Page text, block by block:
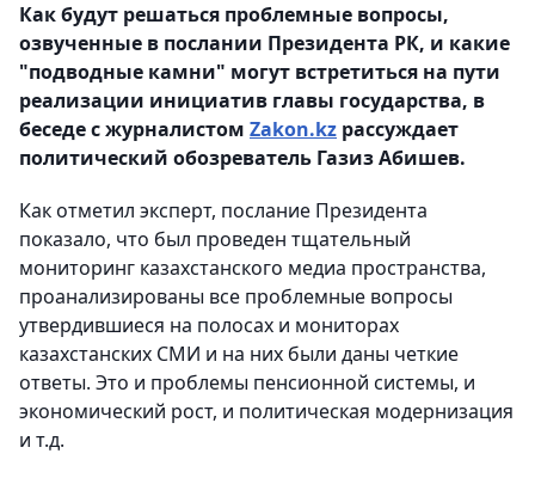
Как будут решаться проблемные вопросы,
озвученные в послании Президента РК, и какие
"подводные камни" могут встретиться на пути
реализации инициатив главы государства, в
беседе с журналистом Zakon.kz рассуждает
политический обозреватель Газиз Абишев.
Как отметил эксперт, послание Президента
показало, что был проведен тщательный
мониторинг казахстанского медиа пространства,
проанализированы все проблемные вопросы
утвердившиеся на полосах и мониторах
казахстанских СМИ и на них были даны четкие
ответы. Это и проблемы пенсионной системы, и
экономический рост, и политическая модернизация
и т.д.